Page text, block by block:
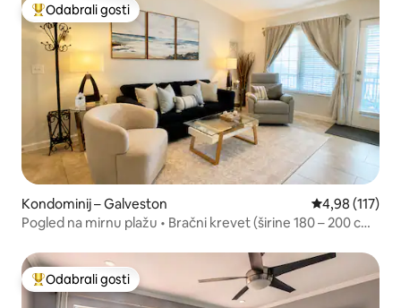
Među najviše rangiranima s oznakom „Odabrali gosti”
Odabrali gosti
Kondominij – Galveston Prosječna
4,98 (117)
Pogled na mirnu plažu • Bračni krevet (širine 180 – 200 cm)
Među najviše rangiranima s oznakom „Odabrali gosti”
Odabrali gosti